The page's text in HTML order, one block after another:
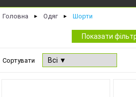
Головна ► Одяг ► Шорти
Показати
Сортувати